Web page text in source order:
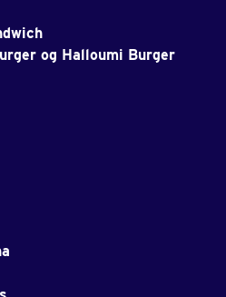
og Halloumi Burger